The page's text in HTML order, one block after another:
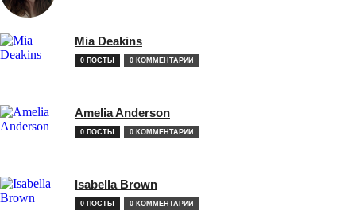
Mia Deakins
0 ПОСТЫ 0 КОММЕНТАРИИ
Amelia Anderson
0 ПОСТЫ 0 КОММЕНТАРИИ
Isabella Brown
0 ПОСТЫ 0 КОММЕНТАРИИ